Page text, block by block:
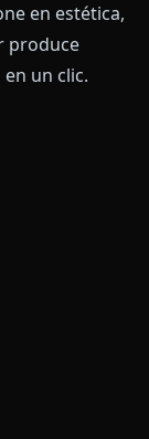
en estética,
produce
un clic.